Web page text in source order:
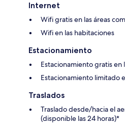
Internet
Wifi gratis en las áreas
Wifi en las habitaciones
Estacionamiento
Estacionamiento gratis en
Estacionamiento limitado
Traslados
Traslado desde/hacia el
(disponible las 24 horas)*